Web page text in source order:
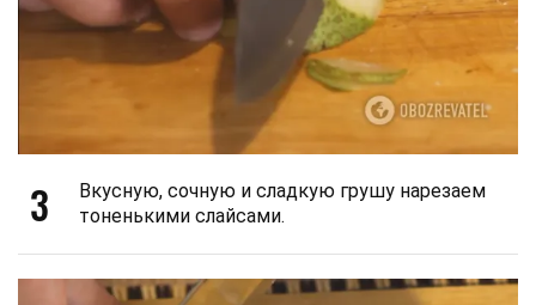
3
Вкусную, сочную и сладкую грушу нарезаем
тоненькими слайсами.